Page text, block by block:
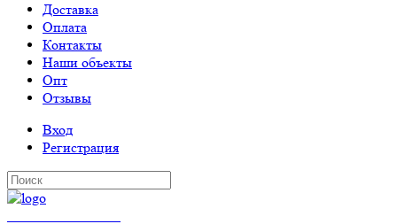
Доставка
Оплата
Контакты
Наши объекты
Опт
Отзывы
Вход
Регистрация